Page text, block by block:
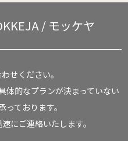
/ モッケヤ
せください。
体的なプランが決まっていない
ております。
にご連絡いたします。